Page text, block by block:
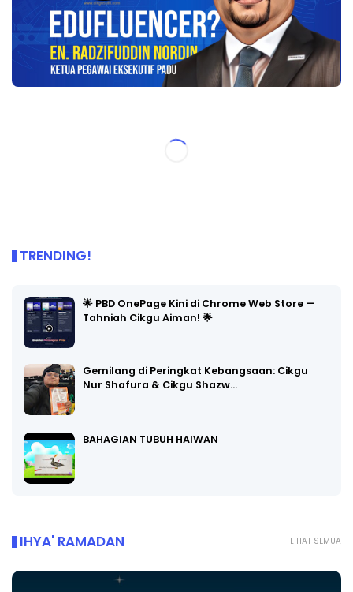
TRENDING!
🌟 PBD OnePage Kini di Chrome Web Store —
Tahniah Cikgu Aiman! 🌟
Gemilang di Peringkat Kebangsaan: Cikgu
Nur Shafura & Cikgu Shazw…
BAHAGIAN TUBUH HAIWAN
LIHAT SEMUA
IHYA' RAMADAN